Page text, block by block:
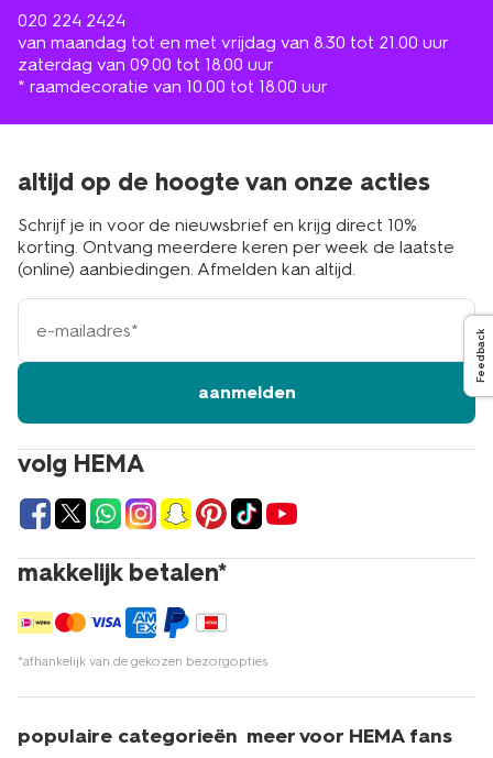
020 224 2424
van maandag tot en met vrijdag van 8.30 tot 21.00 uur
zaterdag van 09.00 tot 18.00 uur
* raamdecoratie van 10.00 tot 18.00 uur
volg HEMA
makkelijk betalen*
*afhankelijk van de gekozen bezorgopties
altijd op de hoogte van onze acties
Schrijf je in voor de nieuwsbrief en krijg direct 10%
korting. Ontvang meerdere keren per week de laatste
(online) aanbiedingen. Afmelden kan altijd.
e-
mailadres
aanmelden
populaire categorieën meer voor HEMA fans
Feedback